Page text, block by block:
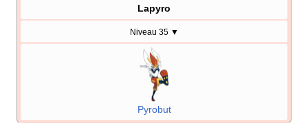
Lapyro
Niveau 35 ▼
Pyrobut